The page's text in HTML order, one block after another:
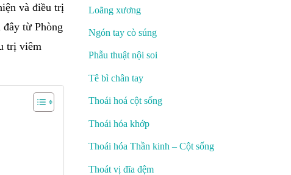
và điều trị
từ Phòng
trị viêm
Loãng xương
Ngón tay cò súng
Phẫu thuật nội soi
Tê bì chân tay
Thoái hoá cột sống
Thoái hóa khớp
Thoái hóa Thần kinh – Cột sống
Thoát vị đĩa đệm